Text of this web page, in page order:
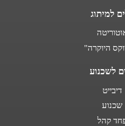
למיתוג
היוקרה"
לשכנוע
דיבייט
שכנוע
קהל